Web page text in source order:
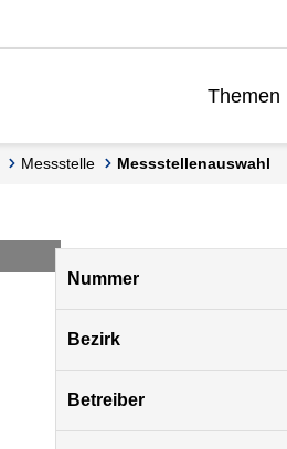
Themen
Messstelle Messstellenauswahl
Berlin
Nummer
Bezirk
Betreiber